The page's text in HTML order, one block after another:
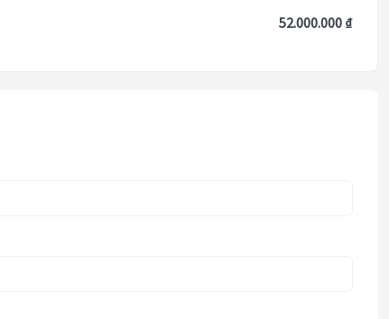
52.000.000 ₫